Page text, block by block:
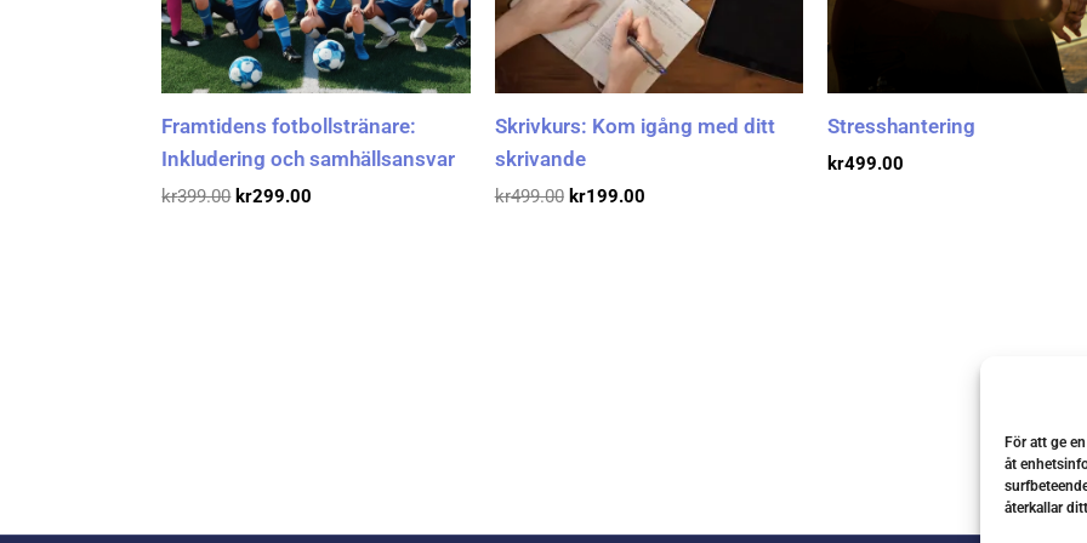
För att ge
åt
återkallar
Framtidens fotbollstränare:
Inkludering och samhällsansvar
kr399.00 kr299.00
Skrivkurs: Kom igång med ditt
skrivande
kr499.00 kr199.00
Stresshantering
kr499.00